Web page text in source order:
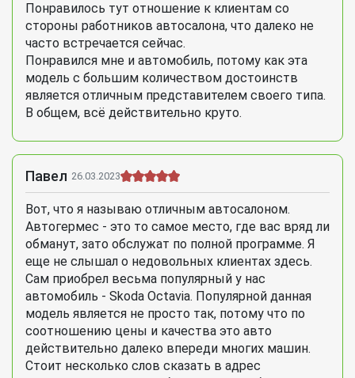
Понравилось тут отношение к клиентам со
стороны работников автосалона, что далеко не
часто встречается сейчас.
Понравился мне и автомобиль, потому как эта
модель с большим количеством достоинств
является отличным представителем своего типа.
В общем, всё действительно круто.
Павел 26.03.2023
Вот, что я называю отличным автосалоном.
Автогермес - это то самое место, где вас вряд ли
обманут, зато обслужат по полной программе. Я
еще не слышал о недовольных клиентах здесь.
Сам приобрел весьма популярный у нас
автомобиль - Skoda Octavia. Популярной данная
модель является не просто так, потому что по
соотношению цены и качества это авто
действительно далеко впереди многих машин.
Стоит несколько слов сказать в адрес